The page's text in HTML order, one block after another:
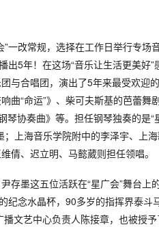
一改常规，选择在工作日举行专场
5年！在这场“音乐让生活更美好”
与合唱团，演出了5年来最受欢迎
曲“命运”》、柴可夫斯基的芭蕾舞
琴协奏曲》等。担任钢琴独奏的是“
上海音乐学院附中的李泽宇、上
倩、迟立明、马懿葳则担任领唱。
存墨这五位活跃在“星广会”舞台上
纪念水晶杯，90多岁的指挥界泰斗
文艺中心负责人陈接章，也被授